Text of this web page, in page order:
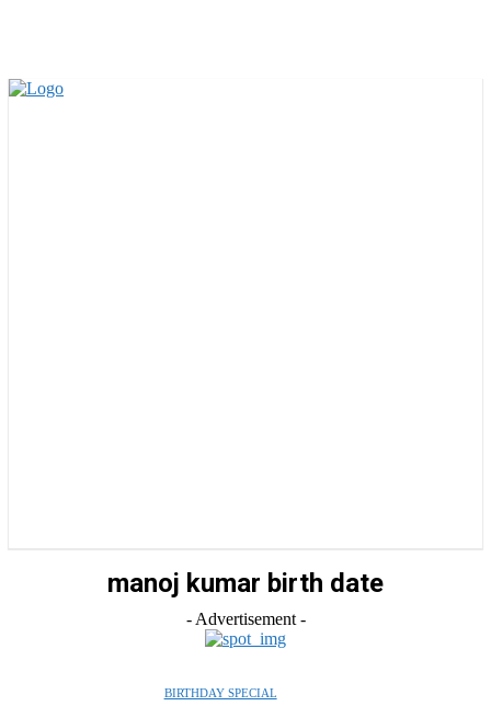
manoj kumar birth date
- Advertisement -
BIRTHDAY SPECIAL